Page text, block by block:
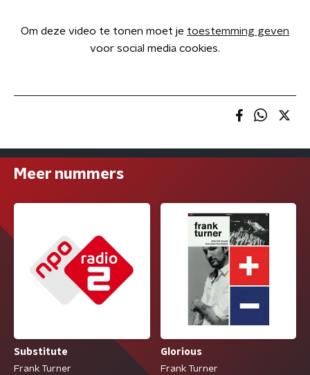
Om deze video te tonen moet je toestemming geven
voor social media cookies.
Meer nummers
Substitute
Frank Turner
Glorious
Frank Turner